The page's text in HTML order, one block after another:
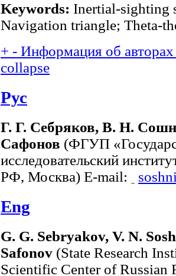
Keywords: Inertial-sighting
Navigation triangle; Theta-
+ - Информация об
collapse
Рус
Г. Г. Себряков, В. Н.
Сафонов (ФГУП
исследовательский
РФ, Москва) E-mail:
Eng
G. G. Sebryakov, V. N.
Safonov (State Research
Scientific Center of Russian